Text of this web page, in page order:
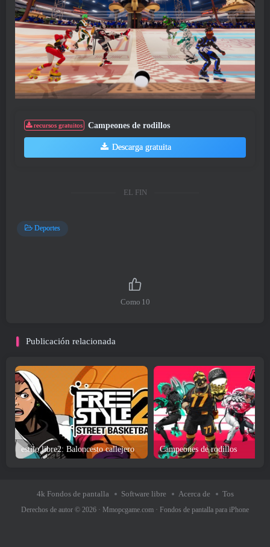
recursos gratuitos Campeones de rodillos
Descarga gratuita
EL FIN
Deportes
Como 10
Publicación relacionada
estilo libre2: Baloncesto callejero Campeones de rodillos
4k Fondos de pantalla Software libre Acerca de Tos
Derechos de autor © 2026 · Mmopcgame.com · Fondos de pantalla para iPhone